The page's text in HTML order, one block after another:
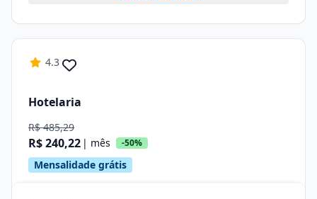
4.3
Hotelaria
R$ 485,29
R$ 240,22 | mês -50%
Mensalidade grátis